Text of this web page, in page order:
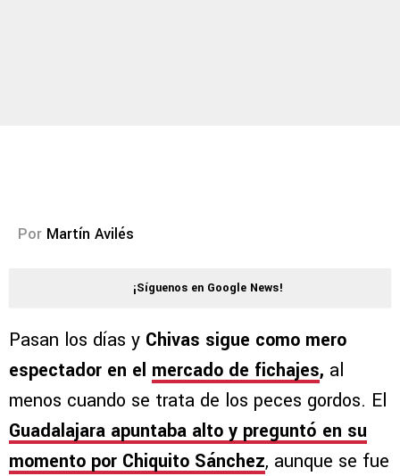
Por Martín Avilés
¡Síguenos en Google News!
Pasan los días y Chivas sigue como mero
espectador en el mercado de fichajes, al
menos cuando se trata de los peces gordos. El
Guadalajara apuntaba alto y preguntó en su
momento por Chiquito Sánchez, aunque se fue